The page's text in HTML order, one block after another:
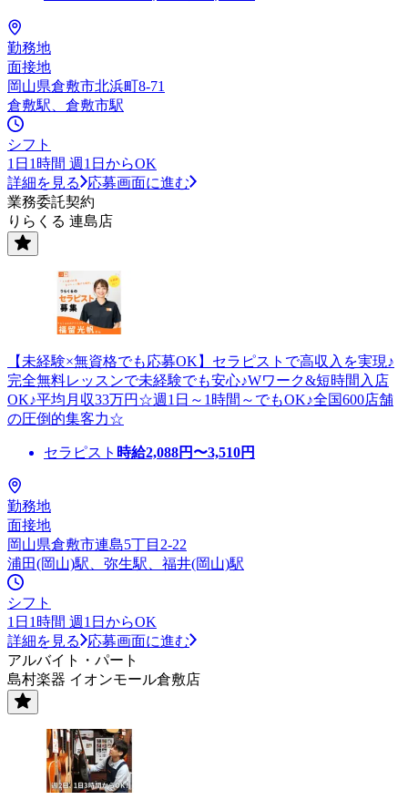
勤務地
面接地
岡山県倉敷市北浜町8-71
倉敷駅、倉敷市駅
シフト
1日1時間 週1日からOK
詳細を見る
応募画面に進む
業務委託契約
りらくる 連島店
【未経験×無資格でも応募OK】セラピストで高収入を実現♪
完全無料レッスンで未経験でも安心♪Wワーク&短時間入店
OK♪平均月収33万円☆週1日～1時間～でもOK♪全国600店舗
の圧倒的集客力☆
セラピスト 時給2,088円〜3,510円
勤務地
面接地
岡山県倉敷市連島5丁目2-22
浦田(岡山)駅、弥生駅、福井(岡山)駅
シフト
1日1時間 週1日からOK
詳細を見る
応募画面に進む
アルバイト・パート
島村楽器 イオンモール倉敷店